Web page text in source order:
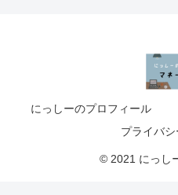
にっしーのプロフィール
プライバ
© 2021 にっし